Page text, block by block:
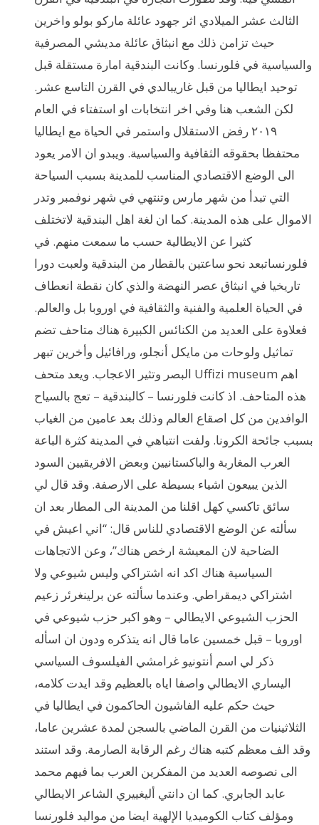
الثالث عشر الميلادي اثر جهود عائلة ماركو بولو واخرين
حيث تزامن ذلك مع انبثاق عائلة مديشي المصرفية
والسياسية في فلورنسا. وكانت البندقية امارة مستقلة قبل
توحيد ايطاليا من قبل غاريبالدي في القرن التاسع عشر.
لكن الشعب هنا وفي اخر انتخابات او استفتاء في العام
٢٠١٩ رفض الاستقلال واستمر في الحياة مع ايطاليا
محتفظا بحقوقه الثقافية والسياسية. ويبدو ان الامر يعود
الى الوضع الاقتصادي المناسب للمدينة بسبب السياحة
التي تبدأ من شهر مارس وتنتهي في شهر نوفمبر وتدر
الاموال على هذه المدينة. كما ان لغة اهل البندقية لاتختلف
كثيرا عن الايطالية حسب ما سمعت منهم. في
فلورنساتبعد نحو ساعتين بالقطار من البندقية ولعبت دورا
تاريخيا في انبثاق عصر النهضة والذي كان نقطة انعطاف
في الحياة العلمية والفنية والثقافية في اوروبا بل والعالم.
فعلاوة على العديد من الكنائس الكبيرة هناك متاحف تضم
تماثيل ولوحات من مايكل أنجلو، ورافائيل وأخرين تبهر
البصر وتثير الاعجاب. ويعد متحف Uffizi museum اهم
هذه المتاحف. اذ كانت فلورنسا – كالبندقية – تعج بالسياح
الوافدين من كل اصقاع العالم وذلك بعد عامين من الغياب
بسبب جائحة الكرونا. ولفت انتباهي في المدينة كثرة الباعة
العرب المغاربة والباكستانيين وبعض الافريقيين السود
الذين يبيعون اشياء بسيطة على الارصفة. وقد قال لي
سائق تاكسي كهل اقلنا من المدينة الى المطار بعد ان
سألته عن الوضع الاقتصادي للناس قال: “اني اعيش في
الضاحية لان المعيشة ارخص هناك”، وعن الاتجاهات
السياسية هناك اكد انه اشتراكي وليس شيوعي ولا
اشتراكي ديمقراطي. وعندما سألته عن برلينغرئر زعيم
الحزب الشيوعي الايطالي – وهو اكبر حزب شيوعي في
اوروبا – قبل خمسين عاما قال انه يتذكره ودون ان اسأله
ذكر لي اسم أنتونيو غرامشي الفيلسوف السياسي
اليساري الايطالي واصفا اياه بالعظيم وقد ايدت كلامه،
حيث حكم عليه الفاشيون الحاكمون في ايطاليا في
الثلاثينيات من القرن الماضي بالسجن لمدة عشرين عاما،
وقد الف معظم كتبه هناك رغم الرقابة الصارمة. وقد استند
الى نصوصه العديد من المفكرين العرب بما فيهم محمد
عابد الجابري. كما ان دانتي أليغييري الشاعر الايطالي
ومؤلف كتاب الكوميديا الإلهية ايضا من مواليد فلورنسا